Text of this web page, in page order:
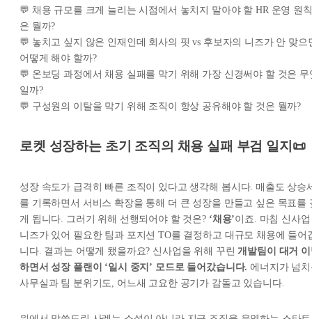
💬 채용 규모를 크게 늘리는 시점에서 놓치지 말아야 할 HR 운영 원칙
은 뭘까?
💬 놓치고 싶지 않은 인재인데 회사의 핏 vs 후보자의 니즈가 안 맞으
어떻게 해야 할까?
💬 온보딩 과정에서 채용 실패를 막기 위해 가장 신경써야 할 것은 무
일까?
💬 구성원의 이탈을 막기 위해 조직이 항상 공유해야 할 것은 뭘까?
로켓 성장하는 초기 조직의 채용 실패 부검 일지📜
성장 속도가 급격히 빠른 조직이 있다고 생각해 봅시다. 매출도 상승
를 기록하면서 서비스 확장을 통해 더 큰 성장을 만들고 싶은 목표를
게 됩니다. 그러기 위해 선행되어야 할 것은? ‘채용’이죠. 마침 신사업
니즈가 있어 필요한 팀과 포지션 TO를 결정하고 대규모 채용에 들어
니다. 결과는 어떻게 됐을까요? 신사업을 위해 꾸린개발팀이 대거
하면서 성장 플랜이 ‘일시 중지’ 모드로 들어갔습니다. 에너지가 넘
사무실과 팀 분위기도, 어느새 고요한 공기가 감돌고 있습니다.